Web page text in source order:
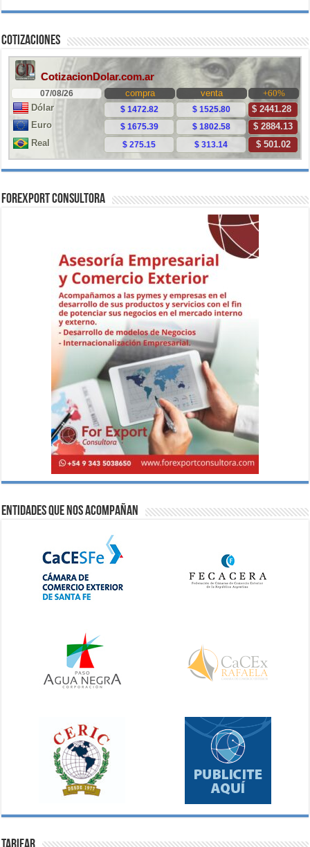
Cotizaciones
ForExport Consultora
Entidades que nos acompañan